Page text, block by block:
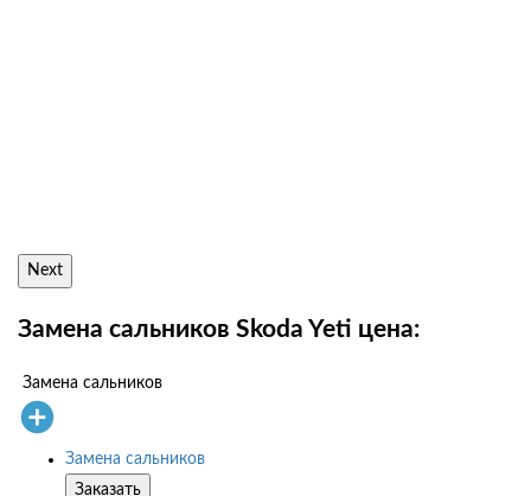
Next
Замена сальников Skoda Yeti цена:
Замена сальников
Замена сальников
Заказать